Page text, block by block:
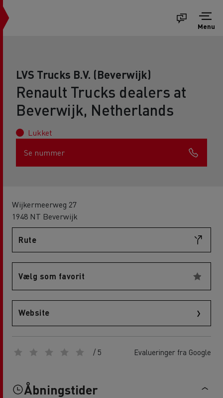
Menu
LVS Trucks B.V. (Beverwijk)
Renault Trucks dealers at
Beverwijk, Netherlands
Lukket
Se nummer
Wijkermeerweg 27
1948 NT Beverwijk
Rute
Vælg som favorit
Website
/ 5 Evalueringer fra Google
Åbningstider